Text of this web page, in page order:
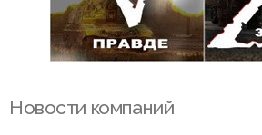
Новости компаний